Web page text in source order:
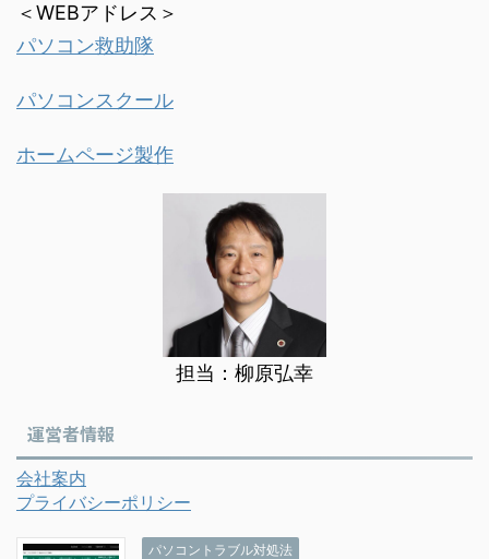
＜WEBアドレス＞
パソコン救助隊
パソコンスクール
ホームページ製作
担当：柳原弘幸
運営者情報
会社案内
プライバシーポリシー
パソコントラブル対処法